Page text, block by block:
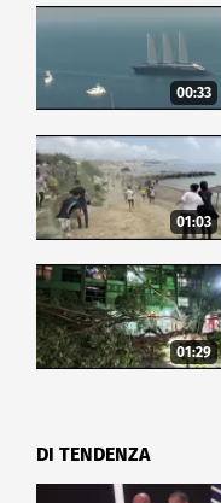
00:33
01:03
01:29
DI TENDENZA